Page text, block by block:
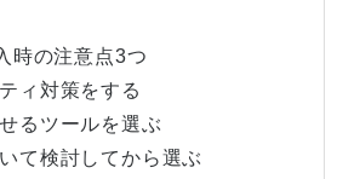
時の注意点3つ
ィ対策をする
るツールを選ぶ
て検討してから選ぶ